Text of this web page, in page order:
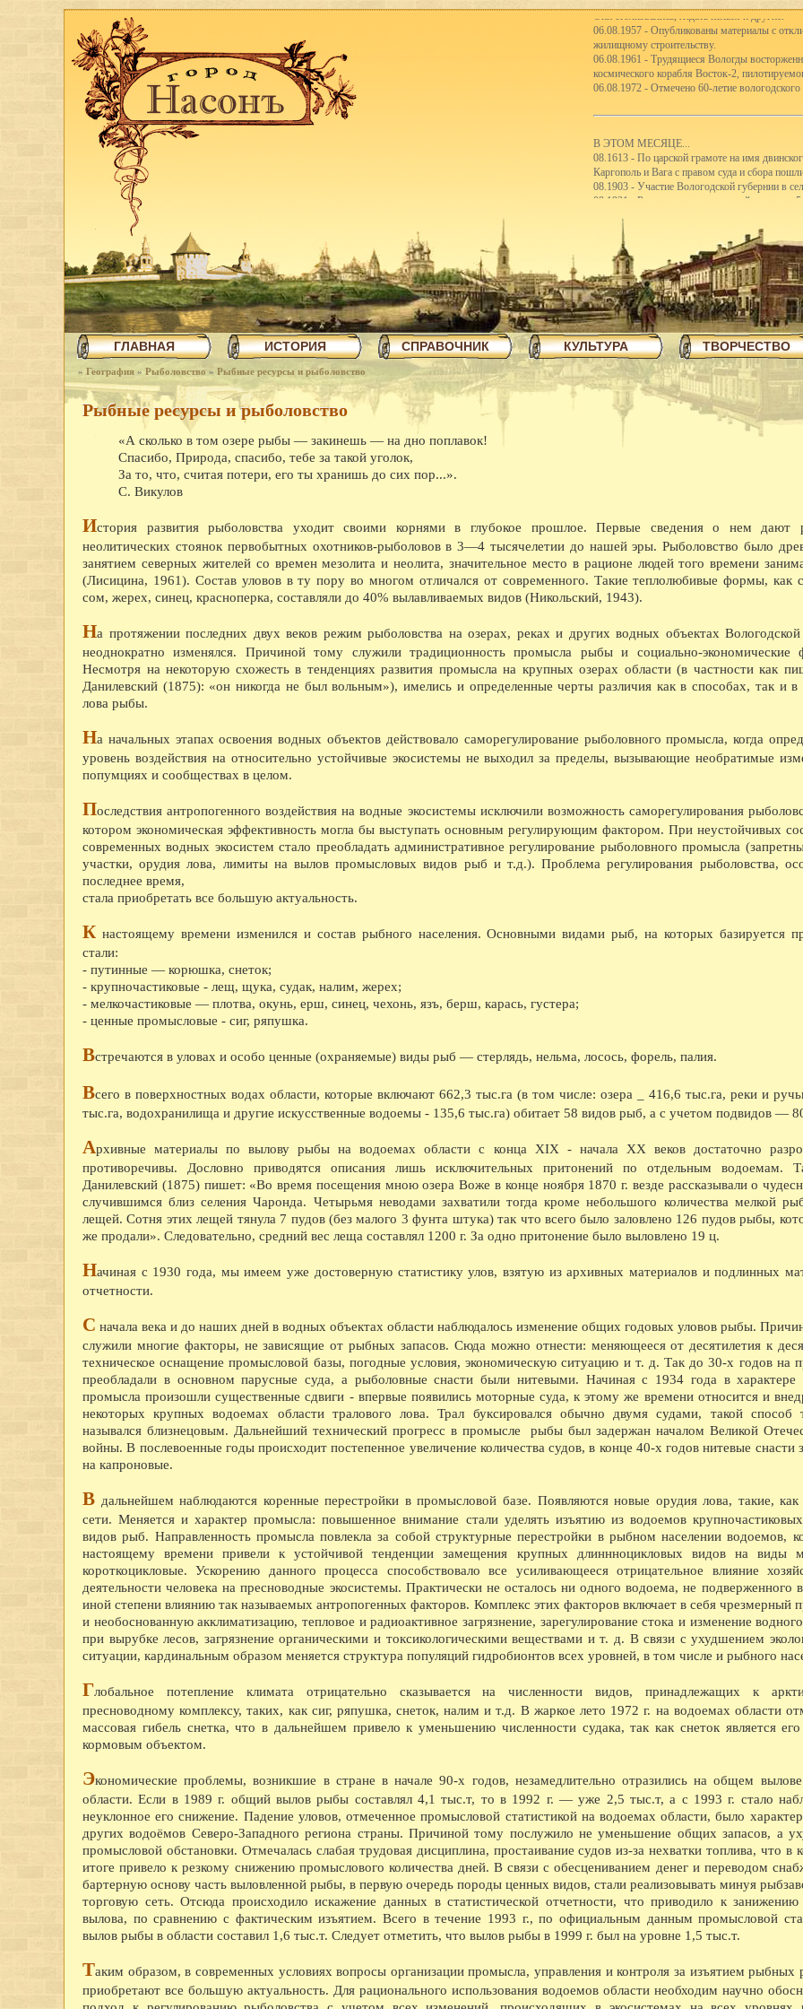
Они столковались, Ждать нельзя и другие.
06.08.1957 - Опубликованы материалы с
жилищному строительству.
06.08.1961 - Трудящиеся Вологды
космического корабля Восток-2,
06.08.1972 - Отмечено 60-летие
В ЭТОМ МЕСЯЦЕ...
08.1613 - По царской грамоте на имя
Каргополь и Вага с правом суда и сбора
08.1903 - Участие Вологодской губернии в
08.1921 - Реорганизация школьной системы.
школ II ступени.
08.1923 - Вологодским губсоюзом
08.1926 - Сбор пожертвований семьям
08.1926 - Объявлен уездный конкурс на
08.1926 - Открытие полей ассенизации.
08.1935 - Инструментальный цех завода
отправляли в Ярославль.
08.1940 - В Чарозерский район выехала
первобытных людей.
08.1940 - По примеру ферганских
закончили строительство тракта Вологда-
08.1940 - Как сообщает газета Красный
пятиэтажный жилой дом на 57 квартир,
насосной станции.
08.1940 - На заводе Северный коммунар
марок лесовозов, и имеющего скорость 45
08.1941 - В ответ на наглое нападение
обеспечили выполнение и перевыполнение
явился ВПВРЗ, которому присуждено
08.1941 - На Вологодском железнодорожном
Весь заработок перечислен в фонд обороны.
08.1945 - На ВПВРЗ начался выпуск товаров
ширпотреба на швейной фабрике 1 на
08.1945 - Коллектив пристани Вологда занял
премию в 10 тысяч рублей.
08.1954 - Гастрольные спектакли Калужского
08.1955 - Археологические раскопки в
08.1960 - Бригаде кузнецов ВПВРЗ,
08.1960 - В два с лишним раза выросла
обеспечении.
08.1962 - Центральный и областной дома
хоровое общество провели первый в стране
Владимирской, Ивановской, Ярославской,
08.1962 - С большим успехом прошли
08.1965 - Вступила в строй АТС.
08.1968 - Выставка в ДКЖ, посвященная 100-
08.1970 - В Софийском соборе (впервые в
08.1970 - В Вологде шли съемки кинофильма
08.1972 - На тепличном комбинате сдана
08.1987 - В Вологде одиннадцать 12-этажных
ограбление московских купцов в городе
его семейства в Вологду под стражу.
1536 - Расширение городских укреплений.
1656 - Спасо-Прилуцкий монастырь со всех
имеющей до 891 м в окружности, с четырьмя
1686 - Фресковая роспись Софийского
1716 - Учреждение цифирной школы.
1716 - Фресковая роспись летней церкви
1766 - Первая попытка разведения
1766 - Родился С.К.Суханов, известный
колонны у здания Биржи, колонны
Пожарскому и т.д.
профессор Московского университета. Умер
1786 - Открыто главное народное училище с
1826 - Умер А.Ф.Фортунатов, автор работы О
1846 - Через р.Золотуху построен
1866 - В Вологду сослан В.В.Берви-
написана книга Положение рабочего класса
1886 - Родился В.К. Панов, старейший
1916 - В Вологодской епархии
В ЭТОТ ДЕНЬ...
06.08.1905 - В большом количестве (свыше
Они столковались, Ждать нельзя и другие.
06.08.1961 - Трудящиеся Вологды
06.08.1972 - Отмечено 60-летие
08.1613 - По царской грамоте на имя
Каргополь и Вага с правом суда и сбора
08.1903 - Участие Вологодской губернии в
08.1921 - Реорганизация школьной системы.
первые школы-семилетки. В 192122 учебном
08.1926 - Сбор пожертвований семьям
08.1926 - Объявлен уездный конкурс на
08.1926 - Открытие полей ассенизации.
первобытных людей.
08.1940 - По примеру ферганских
закончили строительство тракта Вологда-
08.1940 - Как сообщает газета Красный
пятиэтажный жилой дом на 57 квартир,
насосной станции.
08.1940 - На заводе Северный коммунар
марок лесовозов, и имеющего скорость 45
лесовоз в Советском Союзе.
08.1941 - В ответ на наглое нападение
обеспечили выполнение и перевыполнение
явился ВПВРЗ, которому присуждено
Весь заработок перечислен в фонд обороны.
08.1945 - На ВПВРЗ начался выпуск товаров
ширпотреба на швейной фабрике 1 на
ГЛАВНАЯ ИСТОРИЯ СПРАВОЧНИК КУЛЬТУРА ТВОРЧЕСТВО
» География » Рыболовство » Рыбные ресурсы и рыболовство
Рыбные ресурсы и рыболовство
«А сколько в том озере рыбы — закинешь — на дно поплавок!
Спасибо, Природа, спасибо, тебе за такой уголок,
За то, что, считая потери, его ты хранишь до сих пор...».
С. Викулов
История развития рыболовства уходит своими корнями в глубокое прошлое. Первые сведения о нем дают
неолитических стоянок первобытных охотников-рыболовов в 3—4 тысячелетии до нашей эры. Рыболовство было
занятием северных жителей со времен мезолита и неолита, значительное место в рационе людей того времени
(Лисицина, 1961). Состав уловов в ту пору во многом отличался от современного. Такие теплолюбивые формы, как
сом, жерех, синец, красноперка, составляли до 40% вылавливаемых видов (Никольский, 1943).
На протяжении последних двух веков режим рыболовства на озерах, реках и других водных объектах Вологодской
неоднократно изменялся. Причиной тому служили традиционность промысла рыбы и социально-экономические
Несмотря на некоторую схожесть в тенденциях развития промысла на крупных озерах области (в частности как
Данилевский (1875): «он никогда не был вольным»), имелись и определенные черты различия как в способах, так и в
лова рыбы.
На начальных этапах освоения водных объектов действовало саморегулирование рыболовного промысла, когда
уровень воздействия на относительно устойчивые экосистемы не выходил за пределы, вызывающие необратимые
попумциях и сообществах в целом.
Последствия антропогенного воздействия на водные экосистемы исключили возможность саморегулирования
котором экономическая эффективность могла бы выступать основным регулирующим фактором. При неустойчивых
современных водных экосистем стало преобладать административное регулирование рыболовного промысла
участки, орудия лова, лимиты на вылов промысловых видов рыб и т.д.). Проблема регулирования рыболовства,
последнее время,
стала приобретать все большую актуальность.
К настоящему времени изменился и состав рыбного населения. Основными видами рыб, на которых базируется
стали:
- путинные — корюшка, снеток;
- крупночастиковые - лещ, щука, судак, налим, жерех;
- мелкочастиковые — плотва, окунь, ерш, синец, чехонь, язъ, берш, карась, густера;
- ценные промысловые - сиг, ряпушка.
Встречаются в уловах и особо ценные (охраняемые) виды рыб — стерлядь, нельма, лосось, форель, палия.
Всего в поверхностных водах области, которые включают 662,3 тыс.га (в том числе: озера _ 416,6 тыс.га, реки и
тыс.га, водохранилища и другие искусственные водоемы - 135,6 тыс.га) обитает 58 видов рыб, а с учетом подвидов —
Архивные материалы по вылову рыбы на водоемах области с конца XIX - начала XX веков достаточно
противоречивы. Дословно приводятся описания лишь исключительных притонений по отдельным водоемам.
Данилевский (1875) пишет: «Во время посещения мною озера Воже в конце ноября 1870 г. везде рассказывали о
случившимся близ селения Чаронда. Четырьмя неводами захватили тогда кроме небольшого количества мелкой
лещей. Сотня этих лещей тянула 7 пудов (без малого 3 фунта штука) так что всего было заловлено 126 пудов рыбы,
же продали». Следовательно, средний вес леща составлял 1200 г. За одно притонение было выловлено 19 ц.
Начиная с 1930 года, мы имеем уже достоверную статистику улов, взятую из архивных материалов и подлинных
отчетности.
С начала века и до наших дней в водных объектах области наблюдалось изменение общих годовых уловов рыбы.
служили многие факторы, не зависящие от рыбных запасов. Сюда можно отнести: меняющееся от десятилетия к
техническое оснащение промысловой базы, погодные условия, экономическую ситуацию и т. д. Так до 30-х годов на
преобладали в основном парусные суда, а рыболовные снасти были нитевыми. Начиная с 1934 года в характере
промысла произошли существенные сдвиги - впервые появились моторные суда, к этому же времени относится и
некоторых крупных водоемах области тралового лова. Трал буксировался обычно двумя судами, такой способ
назывался близнецовым. Дальнейший технический прогресс в промысле рыбы был задержан началом Великой
войны. В послевоенные годы происходит постепенное увеличение количества судов, в конце 40-х годов нитевые снасти
на капроновые.
В дальнейшем наблюдаются коренные перестройки в промысловой базе. Появляются новые орудия лова, такие, как
сети. Меняется и характер промысла: повышенное внимание стали уделять изъятию из водоемов
видов рыб. Направленность промысла повлекла за собой структурные перестройки в рыбном населении водоемов,
настоящему времени привели к устойчивой тенденции замещения крупных длиннноцикловых видов на виды
короткоцикловые. Ускорению данного процесса способствовало все усиливающееся отрицательное влияние
деятельности человека на пресноводные экосистемы. Практически не осталось ни одного водоема, не подверженного
иной степени влиянию так называемых антропогенных факторов. Комплекс этих факторов включает в себя чрезмерный
и необоснованную акклиматизацию, тепловое и радиоактивное загрязнение, зарегулирование стока и изменение
при вырубке лесов, загрязнение органическими и токсикологическими веществами и т. д. В связи с ухудшением
ситуации, кардинальным образом меняется структура популяций гидробионтов всех уровней, в том числе и рыбного
Глобальное потепление климата отрицательно сказывается на численности видов, принадлежащих к
пресноводному комплексу, таких, как сиг, ряпушка, снеток, налим и т.д. В жаркое лето 1972 г. на водоемах области
массовая гибель снетка, что в дальнейшем привело к уменьшению численности судака, так как снеток является
кормовым объектом.
Экономические проблемы, возникшие в стране в начале 90-х годов, незамедлительно отразились на общем
области. Если в 1989 г. общий вылов рыбы составлял 4,1 тыс.т, то в 1992 г. — уже 2,5 тыс.т, а с 1993 г. стало
неуклонное его снижение. Падение уловов, отмеченное промысловой статистикой на водоемах области, было
других водоёмов Северо-Западного региона страны. Причиной тому послужило не уменьшение общих запасов, а
промысловой обстановки. Отмечалась слабая трудовая дисциплина, простаивание судов из-за нехватки топлива, что в
итоге привело к резкому снижению промыслового количества дней. В связи с обесцениванием денег и переводом
бартерную основу часть выловленной рыбы, в первую очередь породы ценных видов, стали реализовывать минуя
торговую сеть. Отсюда происходило искажение данных в статистической отчетности, что приводило к занижению
вылова, по сравнению с фактическим изъятием. Всего в течение 1993 г., по официальным данным промысловой
вылов рыбы в области составил 1,6 тыc.т. Следует отметить, что вылов рыбы в 1999 г. был на уровне 1,5 тыс.т.
Таким образом, в современных условиях вопросы организации промысла, управления и контроля за изъятием рыбных
приобретают все большую актуальность. Для рационального использования водоемов области необходим научно